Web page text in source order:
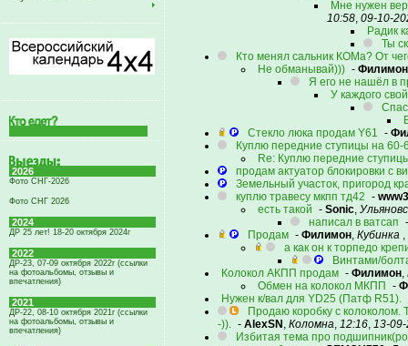
2026
Фото СНГ-2026
Фото СНГ 2026
2024
ДР 25 лет! 18-20 октября 2024г
2022
ДР-23, 07-09 октября 2022г (ссылки
на фотоальбомы, отзывы и
впечатления)
2021
ДР-22, 08-10 октября 2021г (ссылки
на фотоальбомы, отзывы и
впечатления)
Мне нужен
10:58, 09-10-
Радик
Ты
Кто менял сальник КОМа? От
Не обманывай))) - Филимон
Я его не нашёл в
У каждого
Стекло люка продам Y61 -
Куплю передние ступицы на 60-
Re: Куплю передние
продам актуатор блокировки с
Земельный участок, пригород
куплю травесу мкпп тд42 - www3
есть такой - Sonic,
написал в ватсап
Продам - Филимон, Кубинка ,
а как он к торпедо
Винтами/
Колокол АКПП продам - Филимон,
Обмен на колокол МКПП
-
Нужен к/вал для YD25 (Патф R51).
Продаю коробку с
-)). - AlexSN , Коломна, 12:16, 13-
Избитая тема про